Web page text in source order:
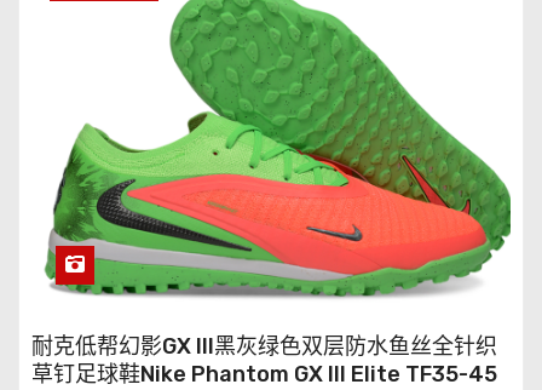
耐克低帮幻影GX III黑灰绿色双层防水鱼丝全针织
草钉足球鞋Nike Phantom GX III Elite TF35-45